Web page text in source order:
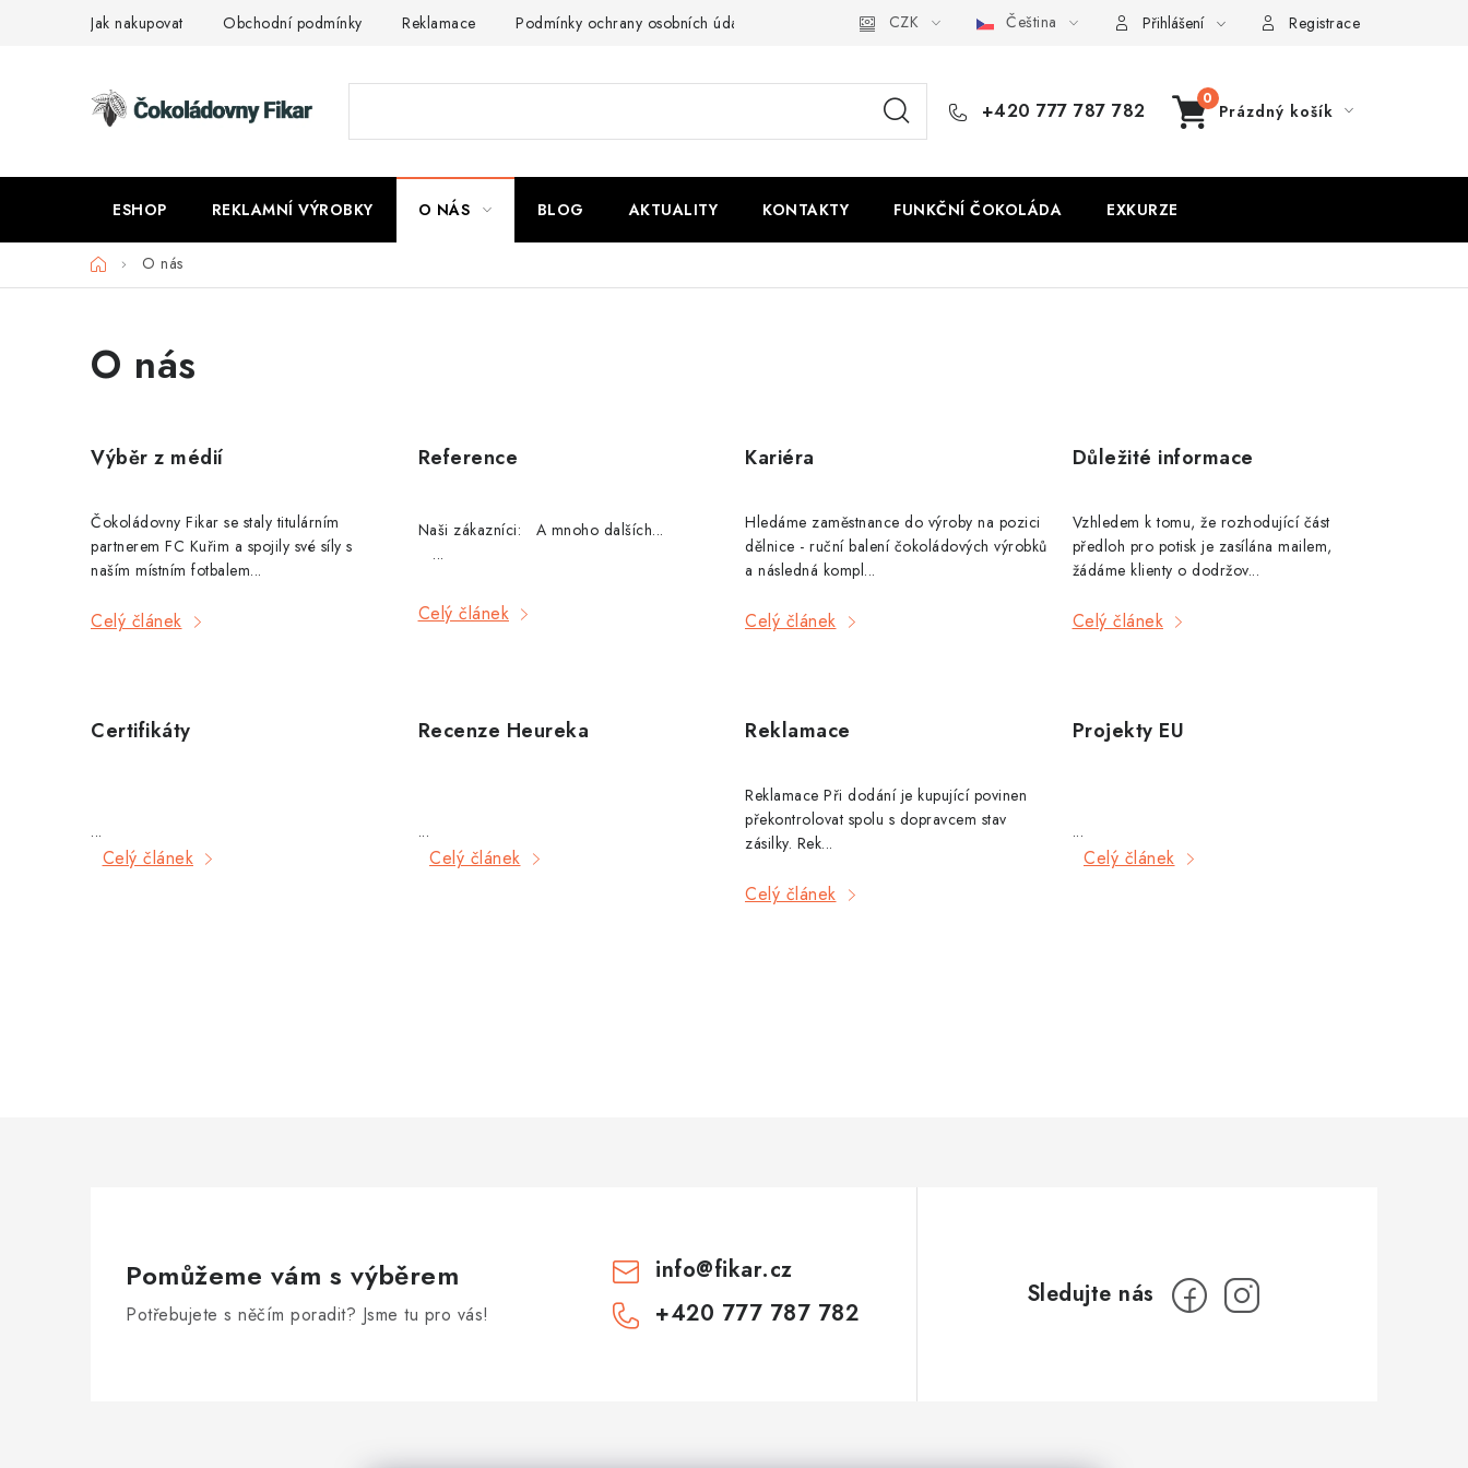
Jak nakupovat Obchodní podmínky Reklamace Podmínky ochrany osobních údajů CZK Čeština Přihlášení Registrace
+420 777 787 782
NÁKUPNÍ
Prázdný košík
ESHOP REKLAMNÍ VÝROBKY O NÁS BLOG AKTUALITY KONTAKTY FUNKČNÍ ČOKOLÁDA EXKURZE
DomůO nás
O nás
ý
p
i
č
á
ů
Výběr z médií
Čokoládovny Fikar se staly titulárním
partnerem FC Kuřim a spojily své síly s
naším místním fotbalem...
Celý článek
Reference
Naši zákazníci: A mnoho dalších...
...
Celý článek
Kariéra
Hledáme zaměstnance do výroby na pozici
dělnice - ruční balení čokoládových výrobků
a následná kompl...
Celý článek
Důležité informace
Vzhledem k tomu, že rozhodující část
předloh pro potisk je zasílána mailem,
žádáme klienty o dodržov...
Celý článek
Certifikáty
...
Celý článek
Recenze Heureka
...
Celý článek
Reklamace
Reklamace Při dodání je kupující povinen
překontrolovat spolu s dopravcem stav
zásilky. Rek...
Celý článek
Projekty EU
...
Celý článek
Pomůžeme vám s výběrem
Potřebujete s něčím poradit? Jsme tu pro vás!
info@fikar.cz
+420 777 787 782